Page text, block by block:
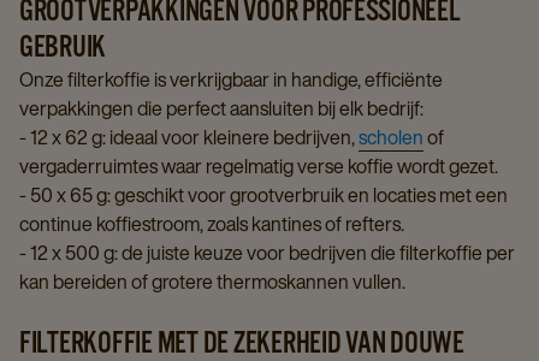
GROOTVERPAKKINGEN VOOR PROFESSIONEEL
GEBRUIK
Onze filterkoffie is verkrijgbaar in handige, efficiënte
verpakkingen die perfect aansluiten bij elk bedrijf:
- 12 x 62 g: ideaal voor kleinere bedrijven,scholenof
vergaderruimtes waar regelmatig verse koffie wordt gezet.
- 50 x 65 g: geschikt voor grootverbruik en locaties met een
continue koffiestroom, zoals kantines of refters.
- 12 x 500 g: de juiste keuze voor bedrijven die filterkoffie per
kan bereiden of grotere thermoskannen vullen.
FILTERKOFFIE MET DE ZEKERHEID VAN DOUWE